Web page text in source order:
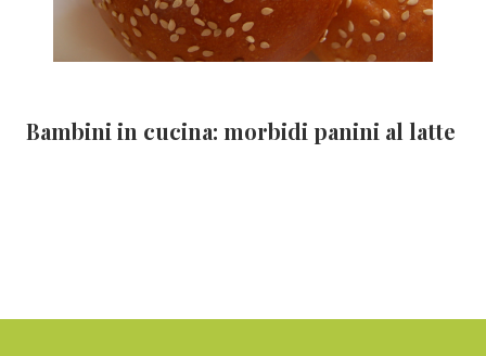
Bambini in cucina: morbidi panini al latte